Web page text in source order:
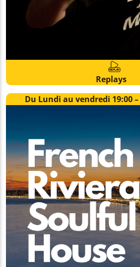
UPCOMING SHOW
FEVERBALL
Yellow Radio
Yellow Party
Replays
Du Lundi au vendredi 19:00